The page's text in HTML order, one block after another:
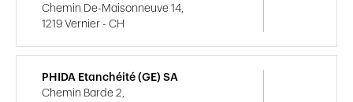
Chemin De-Maisonneuve 14,
1219 Vernier - CH
PHIDA Etanchéité (GE) SA
Chemin Barde 2,